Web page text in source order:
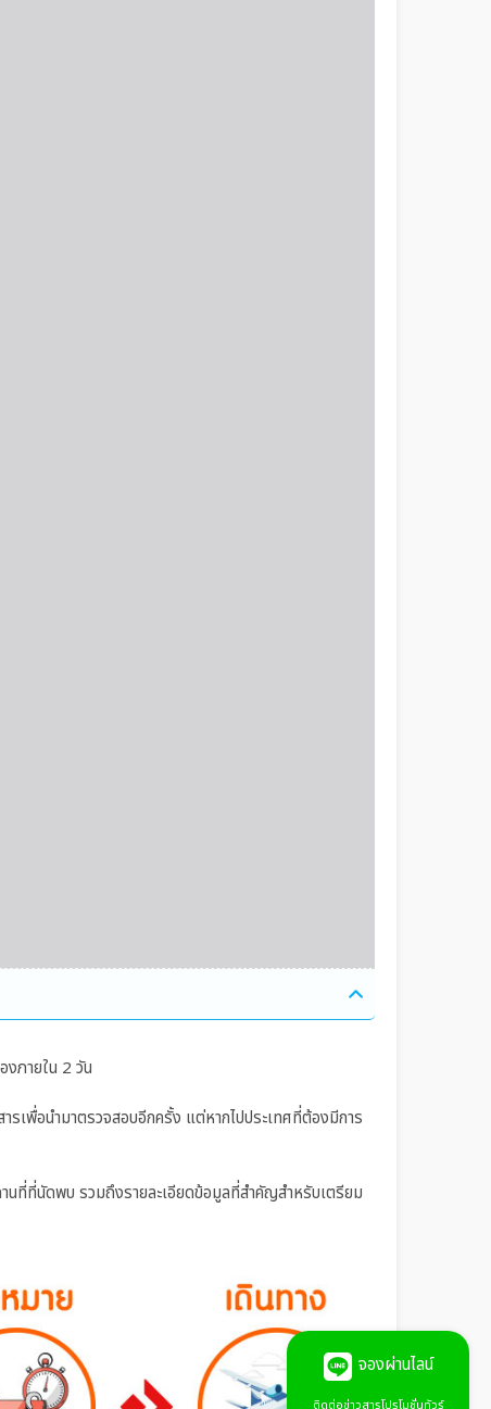
ภายใน 2 วัน
เพื่อนำมาตรวจสอบอีกครั้ง แต่หากไปประเทศที่ต้องมีการ
นที่ที่นัดพบ รวมถึงรายละเอียดข้อมูลที่สำคัญสำหรับเตรียม
จองผ่านไลน์
ติดต่อข่าวสารโปรโมชั่นทัวร์